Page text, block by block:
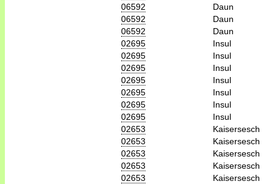
06592
Daun
06592
Daun
06592
Daun
02695
Insul
02695
Insul
02695
Insul
02695
Insul
02695
Insul
02695
Insul
02695
Insul
02653
Kaisersesch
02653
Kaisersesch
02653
Kaisersesch
02653
Kaisersesch
02653
Kaisersesch